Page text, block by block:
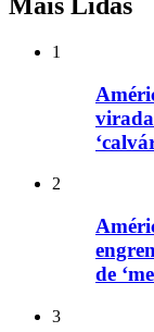
1
virada
2
de
3